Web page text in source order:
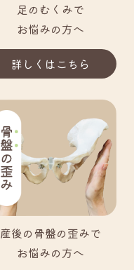
足のむくみで
お悩みの方へ
詳しくはこちら
産後の骨盤の歪みで
お悩みの方へ